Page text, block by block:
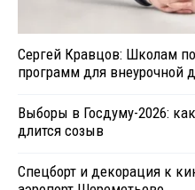
Сергей Кравцов: Школам
программ для внеурочной
Выборы в Госдуму-2026:
длится созыв
Спецборт и декорация к